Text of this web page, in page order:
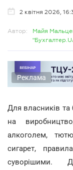
2 квітня 2026,
Автор:
Майя
Реклама
Для власників та
на
алкоголем,
сигарет,
суворішими.